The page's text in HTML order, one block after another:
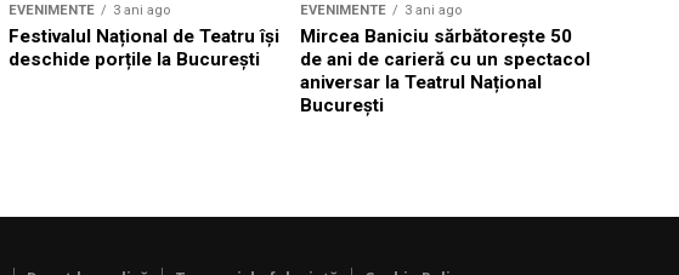
EVENIMENTE 3 ani ago
Festivalul Național de Teatru își
deschide porțile la București
EVENIMENTE 3 ani ago
Mircea Baniciu sărbătorește 50
de ani de carieră cu un spectacol
aniversar la Teatrul Național
București